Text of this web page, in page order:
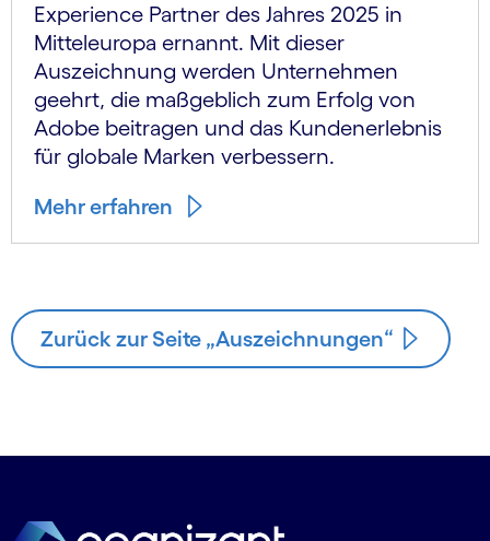
Experience Partner des Jahres 2025 in
Mitteleuropa ernannt. Mit dieser
Auszeichnung werden Unternehmen
geehrt, die maßgeblich zum Erfolg von
Adobe beitragen und das Kundenerlebnis
für globale Marken verbessern.
Mehr erfahren
Zurück zur Seite „Auszeichnungen“